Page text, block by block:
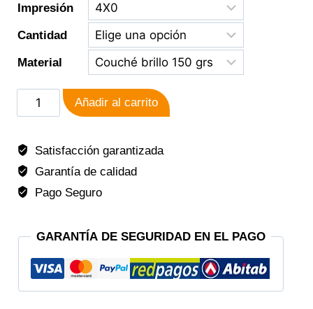
Impresión
Cantidad
Material
Añadir al carrito
Satisfacción garantizada
Garantía de calidad
Pago Seguro
GARANTÍA DE SEGURIDAD EN EL PAGO